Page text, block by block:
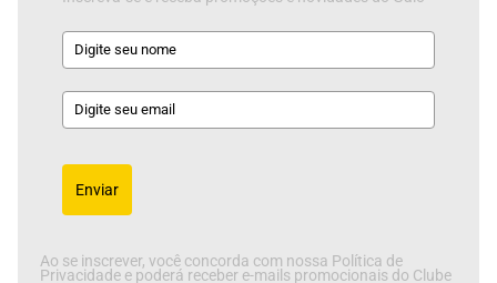
Enviar
Ao se inscrever, você concorda com nossa Política de
Privacidade e poderá receber e-mails promocionais do Clube